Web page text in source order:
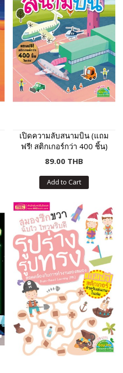
เปิดความลับสนามบิน (แถม
ฟรี! สติกเกอร์กว่า 400 ชิ้น)
89.00 THB
Add to Cart